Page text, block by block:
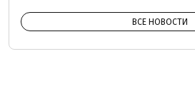
ВСЕ НОВОСТИ